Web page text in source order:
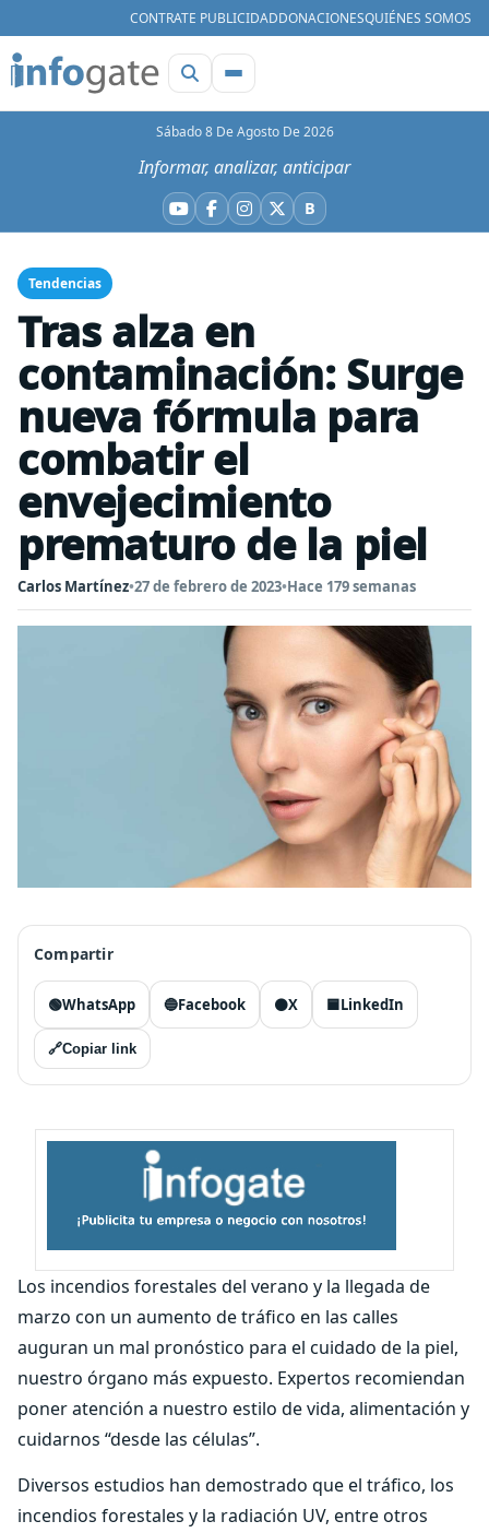
CONTRATE PUBLICIDADDONACIONESQUIÉNES SOMOS
Sábado 8 De Agosto De 2026
Informar, analizar, anticipar
YouTube
Facebook
Instagram
X BBluesky
Tendencias
Tras alza en
contaminación: Surge
nueva fórmula para
combatir el
envejecimiento
prematuro de la piel
Carlos Martínez•27 de febrero de 2023•Hace 179 semanas
Compartir
🟢WhatsApp 🔵Facebook ⚫X 🟦LinkedIn
🔗Copiar link
Los incendios forestales del verano y la llegada de
marzo con un aumento de tráfico en las calles
auguran un mal pronóstico para el cuidado de la piel,
nuestro órgano más expuesto. Expertos recomiendan
poner atención a nuestro estilo de vida, alimentación y
cuidarnos “desde las células”.
Diversos estudios han demostrado que el tráfico, los
incendios forestales y la radiación UV, entre otros